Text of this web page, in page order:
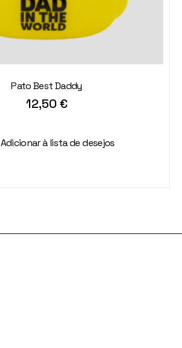
Pato Best Daddy
12,50 €
Adicionar à lista de desejos